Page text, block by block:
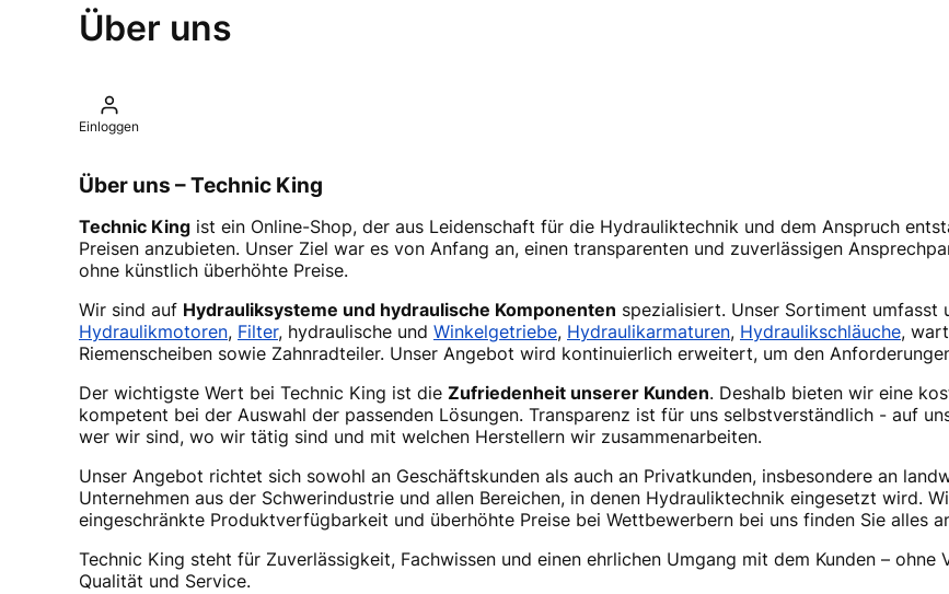
Über uns
Einloggen
Über uns – Technic King
Technic King ist ein Online-Shop, der aus Leidenschaft für die Hydrauliktechnik und dem Anspruch
Preisen anzubieten. Unser Ziel war es von Anfang an, einen transparenten und zuverlässigen
ohne künstlich überhöhte Preise.
Wir sind auf Hydrauliksysteme und hydraulische Komponenten spezialisiert. Unser Sortiment umfasst
Hydraulikmotoren, Filter, hydraulische und Winkelgetriebe, Hydraulikarmaturen, Hydraulikschläuche,
Riemenscheiben sowie Zahnradteiler. Unser Angebot wird kontinuierlich erweitert, um den
Der wichtigste Wert bei Technic King ist die Zufriedenheit unserer Kunden. Deshalb bieten wir eine
kompetent bei der Auswahl der passenden Lösungen. Transparenz ist für uns selbstverständlich - auf
wer wir sind, wo wir tätig sind und mit welchen Herstellern wir zusammenarbeiten.
Unser Angebot richtet sich sowohl an Geschäftskunden als auch an Privatkunden, insbesondere an
Unternehmen aus der Schwerindustrie und allen Bereichen, in denen Hydrauliktechnik eingesetzt wird.
eingeschränkte Produktverfügbarkeit und überhöhte Preise bei Wettbewerbern bei uns finden Sie alles
Technic King steht für Zuverlässigkeit, Fachwissen und einen ehrlichen Umgang mit dem Kunden –
Qualität und Service.